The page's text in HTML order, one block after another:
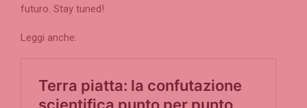
futuro. Stay tuned!
Leggi anche: